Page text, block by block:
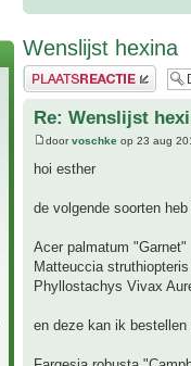
Wenslijst hexina
Plaats een reactie
Re: Wenslijst
doorvoschke op 23 aug
hoi esther
de volgende soorten
Acer palmatum "Garnet"
Matteuccia
Phyllostachys Vivax
en deze kan ik bestellen